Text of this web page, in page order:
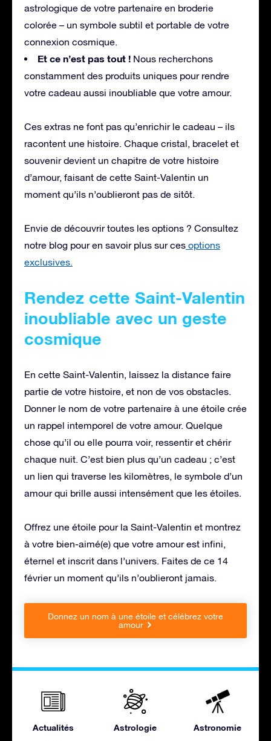
astrologique de votre partenaire en broderie
colorée – un symbole subtil et portable de votre
connexion cosmique.
Et ce n’est pas tout ! Nous recherchons
constamment des produits uniques pour rendre
votre cadeau aussi inoubliable que votre amour.
Ces extras ne font pas qu’enrichir le cadeau – ils
racontent une histoire. Chaque cristal, bracelet et
souvenir devient un chapitre de votre histoire
d’amour, faisant de cette Saint-Valentin un
moment qu’ils n’oublieront pas de sitôt.
Envie de découvrir toutes les options ? Consultez
notre blog pour en savoir plus sur ces options
exclusives.
Rendez cette Saint-Valentin
inoubliable avec un geste
cosmique
En cette Saint-Valentin, laissez la distance faire
partie de votre histoire, et non de vos obstacles.
Donner le nom de votre partenaire à une étoile crée
un rappel intemporel de votre amour. Quelque
chose qu’il ou elle pourra voir, ressentir et chérir
chaque nuit. C’est bien plus qu’un cadeau ; c’est
un lien qui traverse les kilomètres, le symbole d’un
amour qui brille aussi intensément que les étoiles.
Offrez une étoile pour la Saint-Valentin et montrez
à votre bien-aimé(e) que votre amour est infini,
éternel et inscrit dans l’univers. Faites de ce 14
février un moment qu’ils n’oublieront jamais.
Donnez un nom à une étoile et célébrez votre
amour
Actualités Astrologie Astronomie